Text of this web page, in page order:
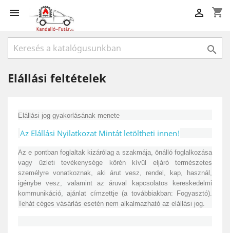
 shopping_cart


Elállási feltételek
Elállási jog gyakorlásának menete
Az Elállási Nyilatkozat Mintát letöltheti innen!
Az e pontban foglaltak kizárólag a szakmája, önálló foglalkozása
vagy üzleti tevékenysége körén kívül eljáró természetes
személyre vonatkoznak, aki árut vesz, rendel, kap, használ,
igénybe vesz, valamint az áruval kapcsolatos kereskedelmi
kommunikáció, ajánlat címzettje (a továbbiakban: Fogyasztó).
Tehát céges vásárlás esetén nem alkalmazható az elállási jog.